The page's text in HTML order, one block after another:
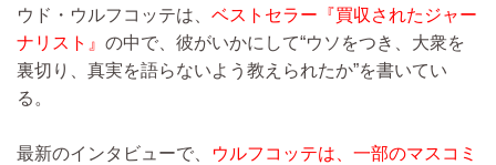
ウド・ウルフコッテは、 ベストセラー『買収されたジャー
ナリスト』 の中で、彼がいかにして“ウソをつき、大衆を
裏切り、真実を語らないよう教えられたか”を書いてい
る。
最新のインタビューで、
ウルフコッテは、一部のマスコミ